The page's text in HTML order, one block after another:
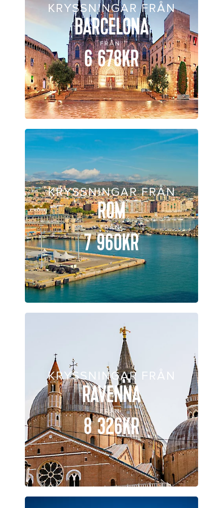
KRYSSNINGAR FRÅN
BARCELONA
FRÅN
6 678KR
KRYSSNINGAR FRÅN
ROM
FRÅN
7 960KR
KRYSSNINGAR FRÅN
RAVENNA
FRÅN
8 326KR